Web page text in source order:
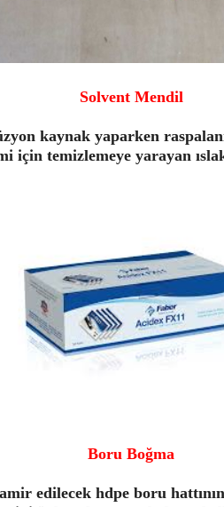
Solvent Mendil
kaynak yaparken
için temizlemeye yarayan
Boru Boğma
edilecek hdpe boru